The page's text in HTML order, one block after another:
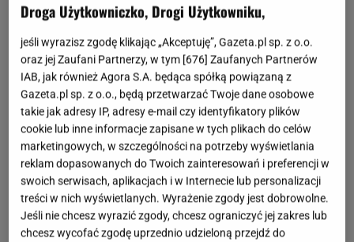
Droga Użytkowniczko, Drogi Użytkowniku,
jeśli wyrazisz zgodę klikając „Akceptuję”, Gazeta.pl sp. z o.o.
oraz jej Zaufani Partnerzy, w tym [676] Zaufanych Partnerów
IAB, jak również Agora S.A. będąca spółką powiązaną z
Gazeta.pl sp. z o.o., będą przetwarzać Twoje dane osobowe
takie jak adresy IP, adresy e-mail czy identyfikatory plików
cookie lub inne informacje zapisane w tych plikach do celów
marketingowych, w szczególności na potrzeby wyświetlania
reklam dopasowanych do Twoich zainteresowań i preferencji w
swoich serwisach, aplikacjach i w Internecie lub personalizacji
treści w nich wyświetlanych. Wyrażenie zgody jest dobrowolne.
Jeśli nie chcesz wyrazić zgody, chcesz ograniczyć jej zakres lub
chcesz wycofać zgodę uprzednio udzieloną przejdź do